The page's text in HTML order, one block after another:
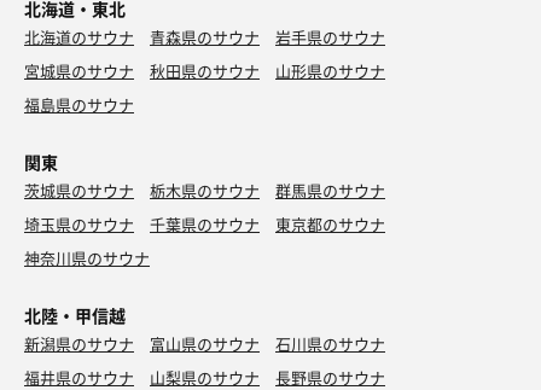
北海道・東北
北海道のサウナ 青森県のサウナ
岩手県のサウナ
宮城県のサウナ
秋田県のサウナ
山形県のサウナ
福島県のサウナ
関東
茨城県のサウナ 栃木県のサウナ
群馬県のサウナ
埼玉県のサウナ
千葉県のサウナ
東京都のサウナ
神奈川県のサウナ
北陸・甲信越
新潟県のサウナ 富山県のサウナ
石川県のサウナ
福井県のサウナ
山梨県のサウナ 長野県のサウナ